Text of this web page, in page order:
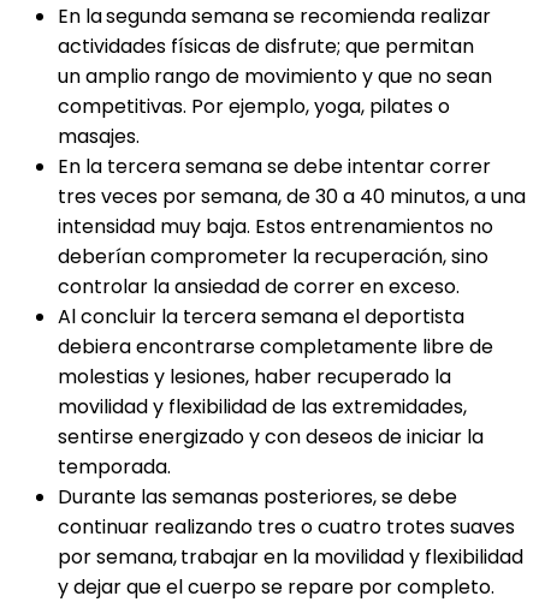
En lasegunda semana se recomienda realizar
actividades físicas de disfrute; que permitan
un ampliorango de movimiento y que no sean
competitivas. Por ejemplo, yoga, pilates o
masajes.
En la tercera semana se debe intentar correr
tres veces por semana, de 30 a 40 minutos, a una
intensidad muy baja. Estos entrenamientos no
deberían comprometer la recuperación, sino
controlar la ansiedad de correr en exceso.
Al concluir la tercera semana el deportista
debiera encontrarse completamente libre de
molestias y lesiones, haber recuperado la
movilidad y flexibilidad de las extremidades,
sentirse energizado y con deseos de iniciar la
temporada.
Durante las semanas posteriores, se debe
continuar realizando tres o cuatro trotes suaves
por semana,trabajar en la movilidad y flexibilidad
y dejar que el cuerpo se repare por completo.